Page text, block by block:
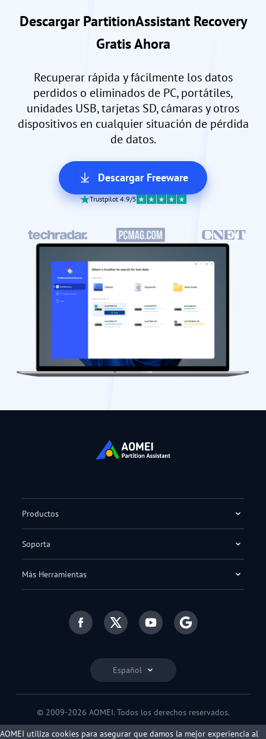
Descargar PartitionAssistant Recovery
Gratis Ahora
Recuperar rápida y fácilmente los datos
perdidos o eliminados de PC, portátiles,
unidades USB, tarjetas SD, cámaras y otros
dispositivos en cualquier situación de pérdida
de datos.
Descargar Freeware
Trustpilot 4.9/5
Español
Productos
Soporta
Más Herramientas
© 2009-2026 AOMEI. Todos los derechos reservados.
Política de privacidad|Condiciones de uso
AOMEI utiliza cookies para asegurar que damos la mejor experiencia al